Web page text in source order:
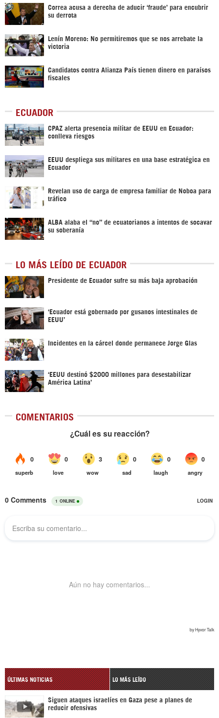
Correa acusa a derecha de aducir ‘fraude’ para encubrir
su derrota
Lenín Moreno: No permitiremos que se nos arrebate la
victoria
Candidatos contra Alianza País tienen dinero en paraísos
fiscales
ECUADOR
CPAZ alerta presencia militar de EEUU en Ecuador:
conlleva riesgos
EEUU despliega sus militares en una base estratégica en
Ecuador
Revelan uso de carga de empresa familiar de Noboa para
tráfico
ALBA alaba el “no” de ecuatorianos a intentos de socavar
su soberanía
LO MÁS LEÍDO DE ECUADOR
Presidente de Ecuador sufre su más baja aprobación
‘Ecuador está gobernado por gusanos intestinales de
EEUU’
Incidentes en la cárcel donde permanece Jorge Glas
‘EEUU destinó $2000 millones para desestabilizar
América Latina’
COMENTARIOS
ÚLTIMAS NOTICIAS LO MÁS LEÍDO
Siguen ataques israelíes en Gaza pese a planes de
reducir ofensivas